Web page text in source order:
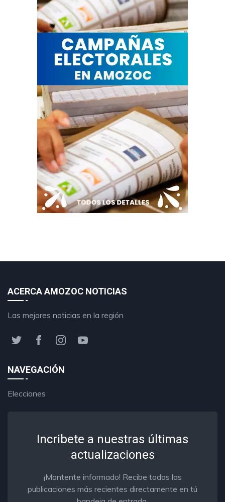
ACERCA AMOZOC NOTICIAS
Las mejores noticias en la región
NAVEGACIÓN
Elecciones
Incribete a nuestras últimas
actualizaciones
¡Mantente informado! Recibe todas las
publicaciones más recientes directamente en tú